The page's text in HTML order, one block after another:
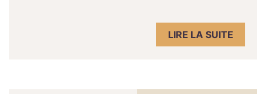
LIRE LA SUITE